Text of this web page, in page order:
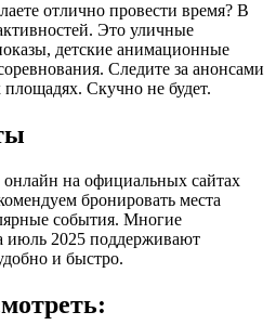
отлично провести время? В
Это уличные
детские анимационные
Следите за анонсами
Скучно не будет.
на официальных сайтах
бронировать места
события. Многие
июль 2025 поддерживают
и быстро.